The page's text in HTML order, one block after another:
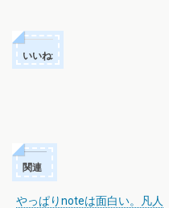
いいね:
関連
やっぱりnoteは面白い。凡人